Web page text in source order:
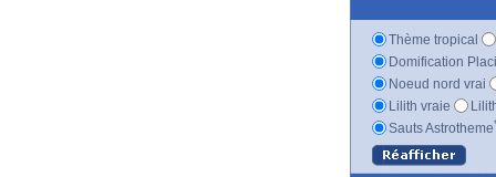
Thème tropical
Domification
Noeud nord vrai
Lilith vraie
Sauts Astrotheme